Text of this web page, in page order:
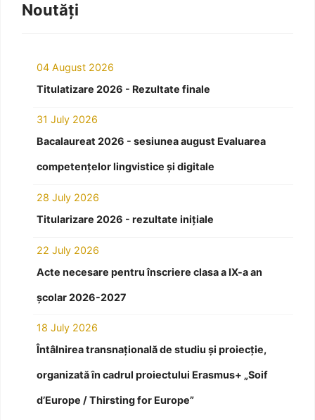
Noutăți
04 August 2026
Titulatizare 2026 - Rezultate finale
31 July 2026
Bacalaureat 2026 - sesiunea august Evaluarea
competențelor lingvistice și digitale
28 July 2026
Titularizare 2026 - rezultate inițiale
22 July 2026
Acte necesare pentru înscriere clasa a IX-a an
școlar 2026-2027
18 July 2026
Întâlnirea transnațională de studiu și proiecție,
organizată în cadrul proiectului Erasmus+ „Soif
d’Europe / Thirsting for Europe”